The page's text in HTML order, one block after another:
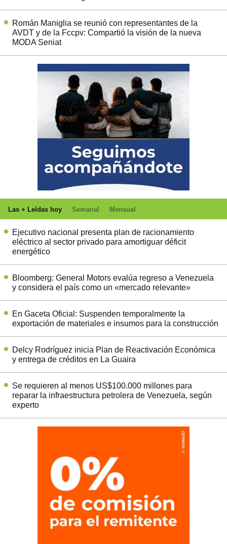
Román Maniglia se reunió con representantes de la
AVDT y de la Fccpv: Compartió la visión de la nueva
MODA Seniat
Las + Leídas hoy Semanal Mensual
Ejecutivo nacional presenta plan de racionamiento
eléctrico al sector privado para amortiguar déficit
energético
Bloomberg: General Motors evalúa regreso a Venezuela
y considera el país como un «mercado relevante»
En Gaceta Oficial: Suspenden temporalmente la
exportación de materiales e insumos para la construcción
Delcy Rodríguez inicia Plan de Reactivación Económica
y entrega de créditos en La Guaira
Se requieren al menos US$100.000 millones para
reparar la infraestructura petrolera de Venezuela, según
experto